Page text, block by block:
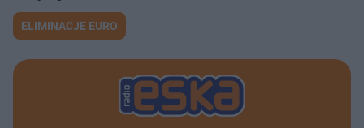
ELIMINACJE EURO